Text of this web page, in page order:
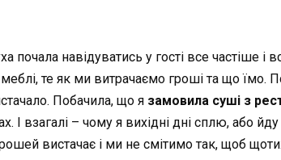
почала навідуватись у гості все частіше
те як ми витрачаємо гроші та що їмо.
Побачила, що я замовила суші з
І взагалі – чому я вихідні дні сплю, або
вистачає і ми не смітимо так, щоб